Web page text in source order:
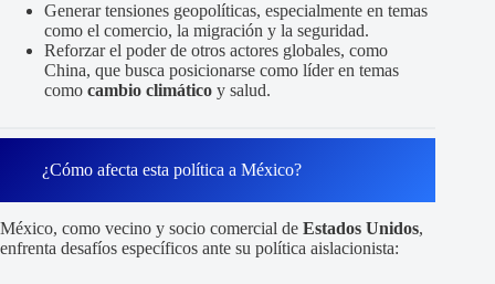
Generar tensiones geopolíticas, especialmente en temas
como el comercio, la migración y la seguridad.
Reforzar el poder de otros actores globales, como
China, que busca posicionarse como líder en temas
como cambio climático y salud.
¿Cómo afecta esta política a México?
México, como vecino y socio comercial de Estados Unidos,
enfrenta desafíos específicos ante su política aislacionista: